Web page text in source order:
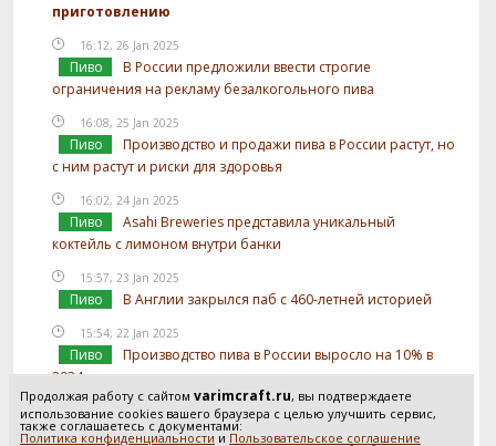
Продолжая работу с сайтом varimcraft.ru, вы подтверждаете
использование cookies вашего браузера с целью улучшить сервис,
также соглашаетесь с документами:
Политика конфиденциальности и Пользовательское соглашение
приготовлению
16:12, 26 Jan 2025
Пиво
В России предложили ввести строгие
ограничения на рекламу безалкогольного пива
16:08, 25 Jan 2025
Пиво
Производство и продажи пива в России растут, но
с ним растут и риски для здоровья
16:02, 24 Jan 2025
Пиво
Asahi Breweries представила уникальный
коктейль с лимоном внутри банки
15:57, 23 Jan 2025
Пиво В Англии закрылся паб с 460-летней историей
15:54, 22 Jan 2025
Пиво
Производство пива в России выросло на 10% в
2024 году
15:52, 21 Jan 2025
Пиво
В России предложили отслеживать